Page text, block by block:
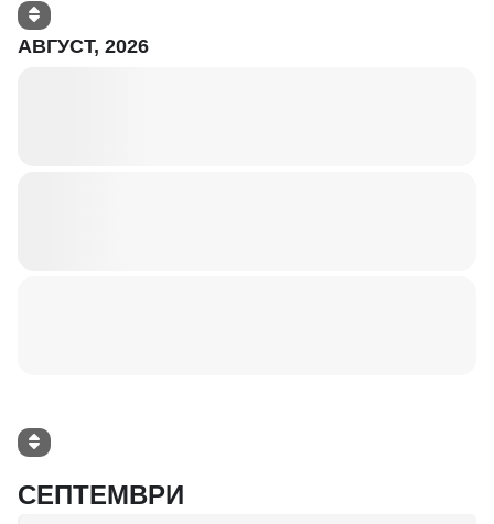
АВГУСТ, 2026
СЕПТЕМВРИ